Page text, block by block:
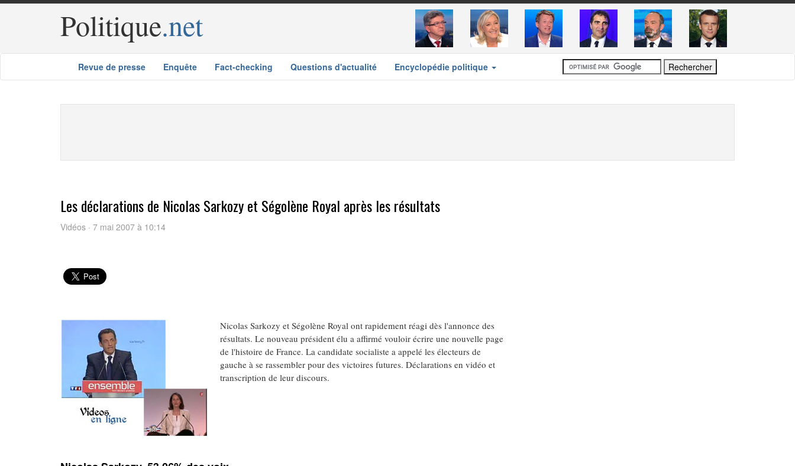
Politique.net
Revue de presse Enquête Fact-checking Questions d'actualité Encyclopédie politique
Les déclarations de Nicolas Sarkozy et Ségolène Royal après les résultats
Vidéos · 7 mai 2007 à 10:14
Nicolas Sarkozy et Ségolène Royal ont rapidement réagi dès l'annonce des
résultats. Le nouveau président élu a affirmé vouloir écrire une nouvelle page
de l'histoire de France. La candidate socialiste a appelé les électeurs de
gauche à se rassembler pour des victoires futures. Déclarations en vidéo et
transcription de leur discours.